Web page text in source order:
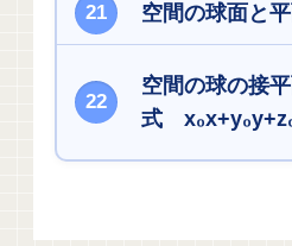
空間の球面と
空間の球の接
式